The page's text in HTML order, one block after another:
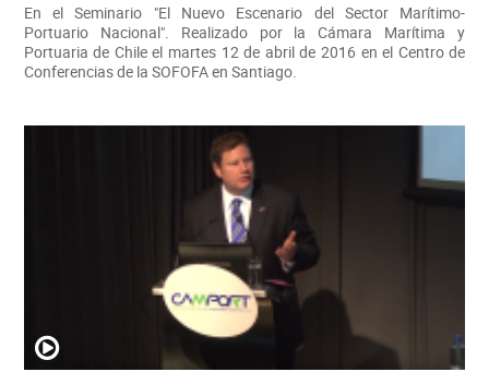
En el Seminario "El Nuevo Escenario del Sector Marítimo-
Portuario Nacional". Realizado por la Cámara Marítima y
Portuaria de Chile el martes 12 de abril de 2016 en el Centro de
Conferencias de la SOFOFA en Santiago.